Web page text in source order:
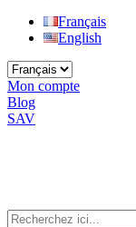
Français
English
Mon compte
Blog
SAV